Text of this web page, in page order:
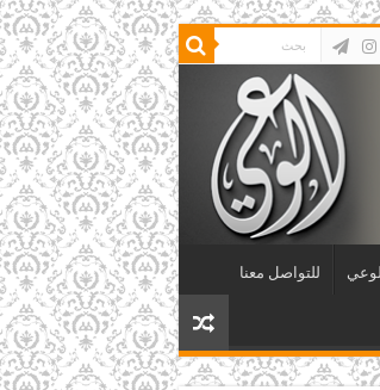
للتواصل معنا